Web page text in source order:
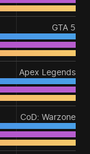
GTA 5
Apex Legends
CoD: Warzone